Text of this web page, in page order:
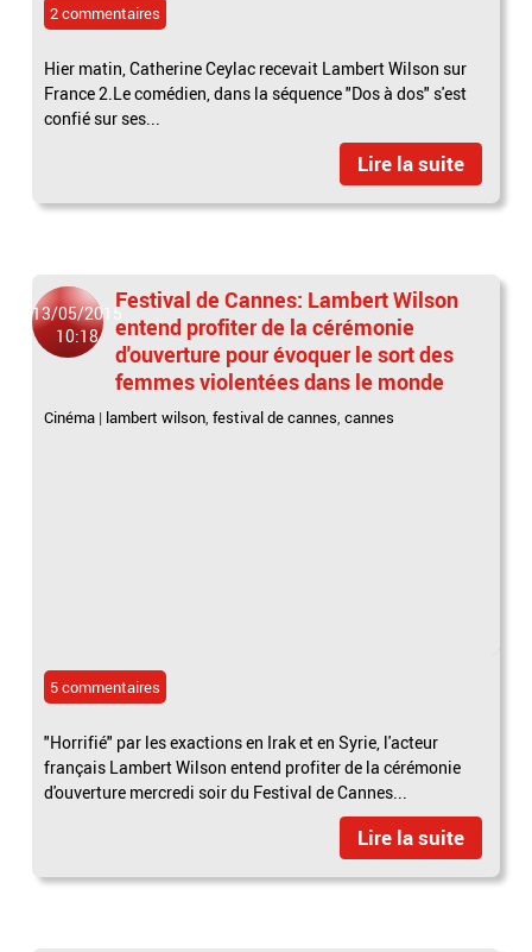
2 commentaires
Hier matin, Catherine Ceylac recevait Lambert Wilson sur
France 2.Le comédien, dans la séquence "Dos à dos" s'est
confié sur ses...
Lire la suite
13/05/2015
10:18
Festival de Cannes: Lambert Wilson
entend profiter de la cérémonie
d'ouverture pour évoquer le sort des
femmes violentées dans le monde
Cinéma | lambert wilson,festival de cannes,cannes
5 commentaires
"Horrifié" par les exactions en Irak et en Syrie, l'acteur
français Lambert Wilson entend profiter de la cérémonie
d'ouverture mercredi soir du Festival de Cannes...
Lire la suite